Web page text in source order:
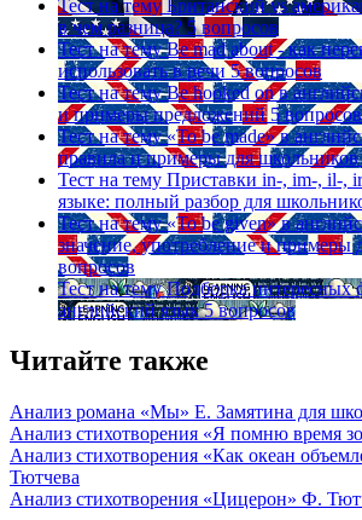
Тест на тему Британский vs
в чем разница? 5 вопросов
Тест на тему Be mad about - как
использовать в речи 5 вопросов
Тест на тему Be hooked on в
и примеры предложений 5 вопросов
Тест на тему «To be made» в
правила и примеры для школьников
Тест на тему Приставки in-, im-, il-,
языке: полный разбор для
Тест на тему «To be given» в
значение, употребление и примеры
вопросов
Тест на тему Подборка интересных
английский язык 5 вопросов
Читайте также
Анализ романа «Мы» Е. Замятина для
Анализ стихотворения «Я помню время
Анализ стихотворения «Как океан
Тютчева
Анализ стихотворения «Цицерон» Ф.